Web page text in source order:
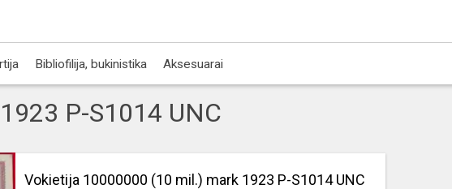
Bibliofilija, bukinistika Aksesuarai
P-S1014 UNC
Vokietija 10000000 (10 mil.) mark 1923 P-S1014 UNC